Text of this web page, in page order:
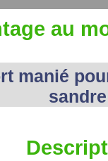
au
manié
sandre